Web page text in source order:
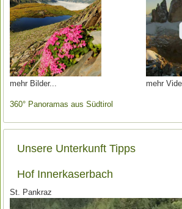
mehr Bilder mehr
360° Panoramas aus Südtirol
Unsere Unterkunft Tipps
Hof Innerkaserbach
St. Pankraz